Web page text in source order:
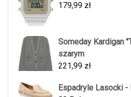
179,99 zł
Someday Kardigan
szarym
221,99 zł
Espadryle Lasocki -